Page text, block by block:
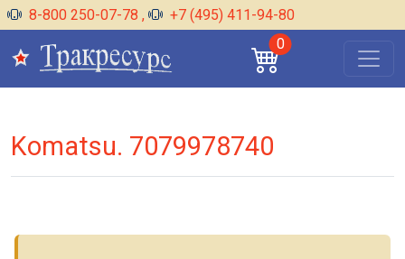
8-800 250-07-78 ,
+7 (495) 411-94-80
0
Komatsu. 7079978740